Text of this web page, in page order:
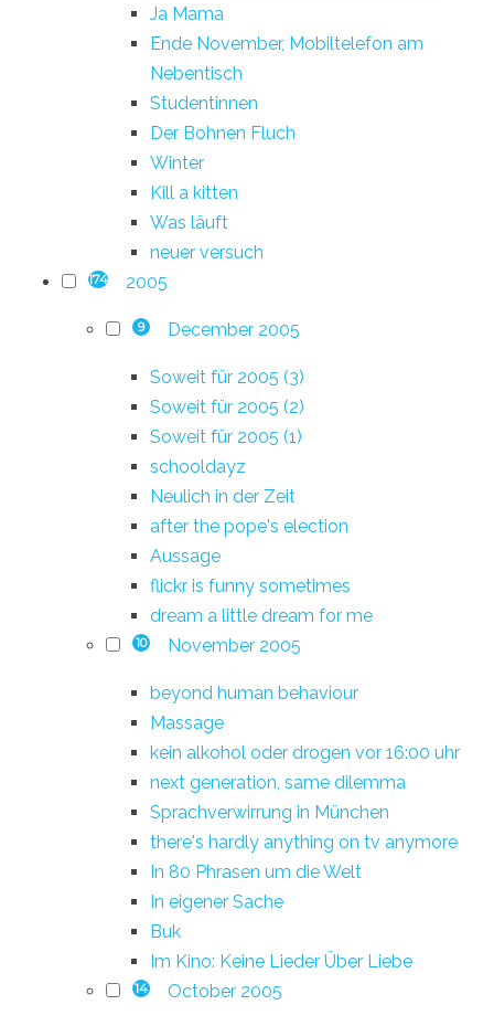
Ja Mama
Ende November, Mobiltelefon am
Nebentisch
Studentinnen
Der Bohnen Fluch
Winter
Kill a kitten
Was läuft
neuer versuch
174 2005
9 December 2005
Soweit für 2005 (3)
Soweit für 2005 (2)
Soweit für 2005 (1)
schooldayz
Neulich in der Zeit
after the pope's election
Aussage
flickr is funny sometimes
dream a little dream for me
10 November 2005
beyond human behaviour
Massage
kein alkohol oder drogen vor 16:00 uhr
next generation, same dilemma
Sprachverwirrung in München
there's hardly anything on tv anymore
In 80 Phrasen um die Welt
In eigener Sache
Buk
Im Kino: Keine Lieder Über Liebe
14 October 2005